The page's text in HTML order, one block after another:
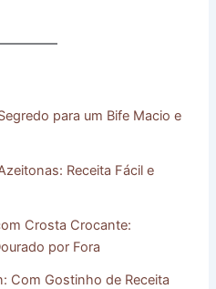
para um Bife Macio e
Receita Fácil e
Crosta Crocante:
por Fora
Com Gostinho de Receita